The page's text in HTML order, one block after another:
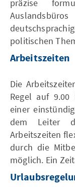
präzise
politischen
Arbeitszeiten
Die
Regel auf
einer
dem Leiter
Arbeitszeiten
durch die
möglich. Ein